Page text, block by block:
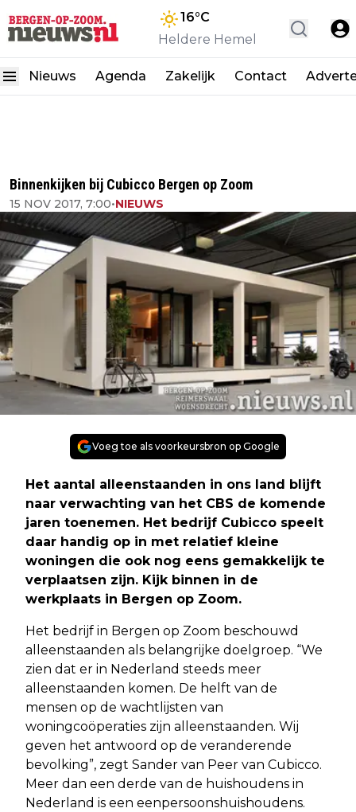
16°C
Heldere Hemel
Nieuws Agenda Zakelijk Contact
Binnenkijken bij Cubicco Bergen op Zoom
15 NOV 2017, 7:00•NIEUWS
Voeg toe als voorkeursbron op Google
Het aantal alleenstaanden in ons land blijft
naar verwachting van het CBS de komende
jaren toenemen. Het bedrijf Cubicco speelt
daar handig op in met relatief kleine
woningen die ook nog eens gemakkelijk te
verplaatsen zijn. Kijk binnen in de
werkplaats in Bergen op Zoom.
Het bedrijf in Bergen op Zoom beschouwd
alleenstaanden als belangrijke doelgroep. “We
zien dat er in Nederland steeds meer
alleenstaanden komen. De helft van de
mensen op de wachtlijsten van
woningcoöperaties zijn alleenstaanden. Wij
geven het antwoord op de veranderende
bevolking”, zegt Sander van Peer van Cubicco.
Meer dan een derde van de huishoudens in
Nederland is een eenpersoonshuishoudens.